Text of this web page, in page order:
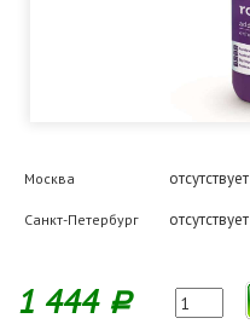
Москва отсутствует
Санкт-Петербург отсутствует
1 444 Р